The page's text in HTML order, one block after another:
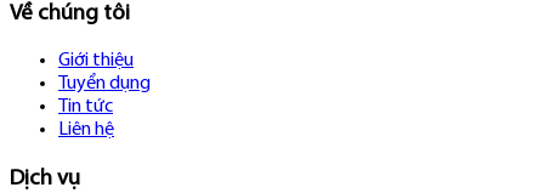
Về chúng tôi
Giới thiệu
Tuyển dụng
Tin tức
Liên hệ
Dịch vụ